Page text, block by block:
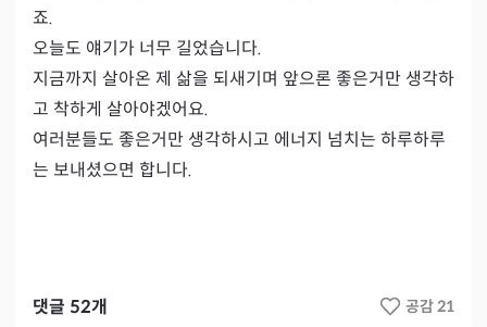
죠.
오늘도 얘기가 너무 길었습니다.
지금까지 살아온 제 삶을 되새기며 앞으론 좋은거만 생각하
고 착하게 살아야겠어요.
여러분들도 좋은거만 생각하시고 에너지 넘치는 하루하루
는 보내셨으면 합니다.
댓글 52개 공감 21